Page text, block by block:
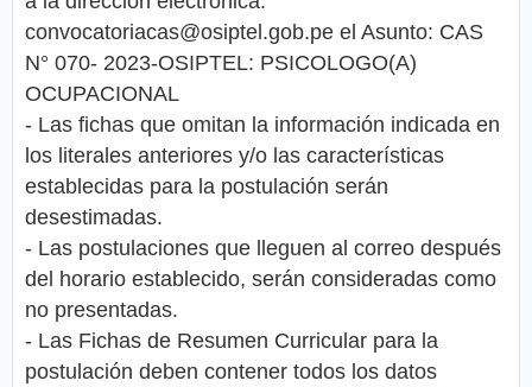
convocatoriacas@osiptel.gob.pe el Asunto: CAS
N° 070- 2023-OSIPTEL: PSICOLOGO(A)
OCUPACIONAL
- Las fichas que omitan la información indicada en
los literales anteriores y/o las características
establecidas para la postulación serán
desestimadas.
- Las postulaciones que lleguen al correo después
del horario establecido, serán consideradas como
no presentadas.
- Las Fichas de Resumen Curricular para la
postulación deben contener todos los datos